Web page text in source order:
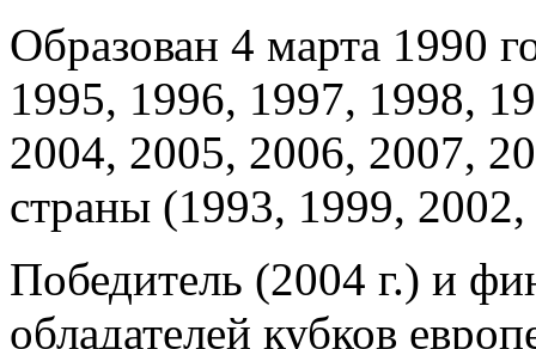
Образован 4 марта 1990
1995, 1996, 1997, 1998,
2004, 2005, 2006, 2007,
страны (1993, 1999, 2002,
Победитель (2004 г.) и
обладателей кубков